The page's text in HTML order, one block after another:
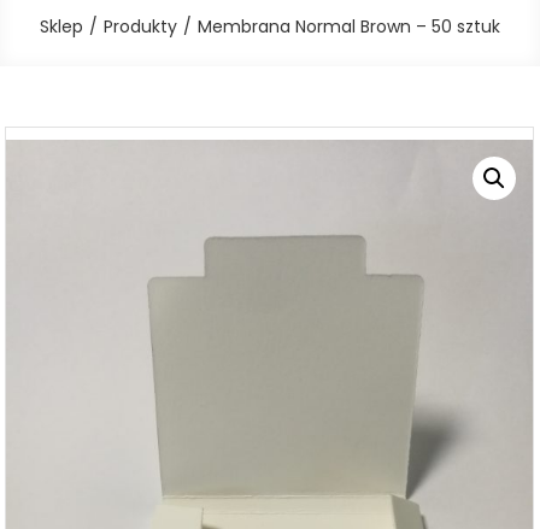
Sklep Produkty Membrana Normal Brown – 50 sztuk